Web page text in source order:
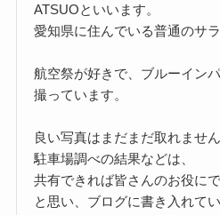
ATSUOといいます。
愛知県に住んでいる普通のサ
航空祭が好きで、ブルーイン
撮っています。
良い写真はまだまだ取れませ
駐車場調べの結果などは、
共有できれば皆さんのお役に
と思い、ブログに書き入れてい